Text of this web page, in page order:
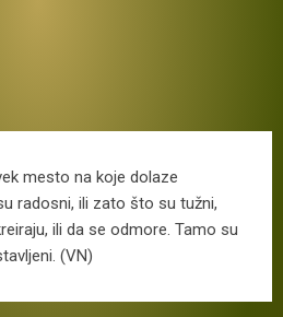
mesto na koje dolaze
radosni, ili zato što su tužni,
ili da se odmore. Tamo su
(VN)